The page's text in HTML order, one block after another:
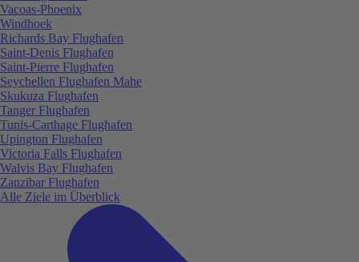
Vacoas-Phoenix
Windhoek
Richards Bay Flughafen
Saint-Denis Flughafen
Saint-Pierre Flughafen
Seychellen Flughafen Mahe
Skukuza Flughafen
Tanger Flughafen
Tunis-Carthage Flughafen
Upington Flughafen
Victoria Falls Flughafen
Walvis Bay Flughafen
Zanzibar Flughafen
Alle Ziele im Überblick